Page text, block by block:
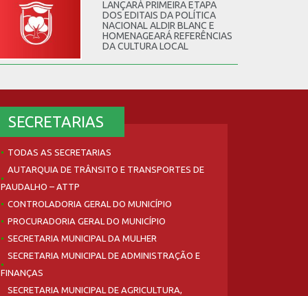
LANÇARÁ PRIMEIRA ETAPA
DOS EDITAIS DA POLÍTICA
NACIONAL ALDIR BLANC E
HOMENAGEARÁ REFERÊNCIAS
DA CULTURA LOCAL
SECRETARIAS
TODAS AS SECRETARIAS
AUTARQUIA DE TRÂNSITO E TRANSPORTES DE
PAUDALHO – ATTP
CONTROLADORIA GERAL DO MUNICÍPIO
PROCURADORIA GERAL DO MUNICÍPIO
SECRETARIA MUNICIPAL DA MULHER
SECRETARIA MUNICIPAL DE ADMINISTRAÇÃO E
FINANÇAS
SECRETARIA MUNICIPAL DE AGRICULTURA,